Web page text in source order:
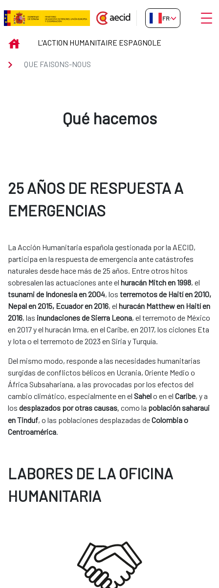
Saut au contenu principal
QUE FAISONS-NOUS
FR-FR
INICIOL'ACTION HUMANITAIRE ESPAGNOLE
QUE FAISONS-NOUS
Qué hacemos
25 AÑOS DE RESPUESTA A
EMERGENCIAS
La Acción Humanitaria española gestionada por la AECID,
participa en la respuesta de emergencia ante catástrofes
naturales desde hace más de 25 años. Entre otros hitos
sobresalen las actuaciones ante el huracán Mitch en 1998, el
tsunami de Indonesia en 2004, los terremotos de Haití en 2010,
Nepal en 2015, Ecuador en 2016, el huracán Matthew en Haití en
2016, las inundaciones de Sierra Leona, el terremoto de México
en 2017 y el huracán Irma, en el Caribe, en 2017, los ciclones Eta
y Iota o el terremoto de 2023 en Siria y Turquía.
Del mismo modo, responde a las necesidades humanitarias
surgidas de conflictos bélicos en Ucrania, Oriente Medio o
África Subsahariana, a las provocadas por los efectos del
cambio climático, especialmente en el Sahelo en el Caribe, y a
los desplazados por otras causas, como la población saharaui
en Tinduf, o las poblaciones desplazadas deColombia o
Centroamérica.
LABORES DE LA OFICINA
HUMANITARIA